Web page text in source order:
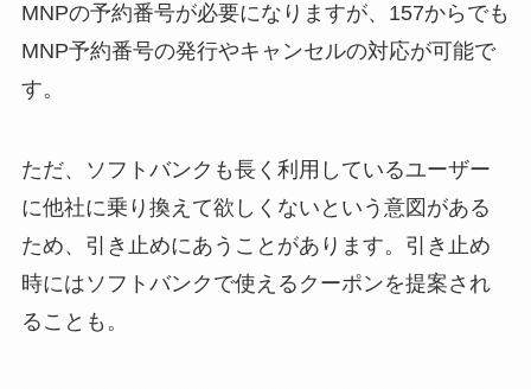
MNPの予約番号が必要になりますが、157からでも
MNP予約番号の発行やキャンセルの対応が可能で
す。
ただ、ソフトバンクも長く利用しているユーザー
に他社に乗り換えて欲しくないという意図がある
ため、引き止めにあうことがあります。引き止め
時にはソフトバンクで使えるクーポンを提案され
ることも。